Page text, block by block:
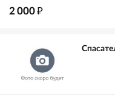
2 000₽